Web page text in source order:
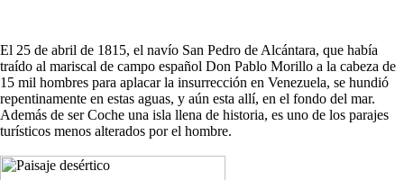
El 25 de abril de 1815, el navío San Pedro de Alcántara, que había
traído al mariscal de campo español Don Pablo Morillo a la cabeza de
15 mil hombres para aplacar la insurrección en Venezuela, se hundió
repentinamente en estas aguas, y aún esta allí, en el fondo del mar.
Además de ser Coche una isla llena de historia, es uno de los parajes
turísticos menos alterados por el hombre.